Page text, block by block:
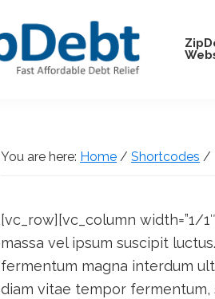
You are here: Home / Shortcodes /
[vc_row][vc_column width=”1/
massa vel ipsum suscipit
fermentum magna interdum
diam vitae tempor